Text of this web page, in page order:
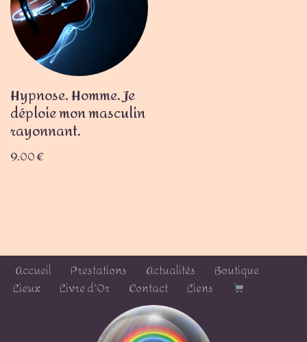
Hypnose. Homme. Je
déploie mon masculin
rayonnant.
9,00€
Accueil Prestations Actualités
Boutique
Lieux
Livre d’Or Contact Liens